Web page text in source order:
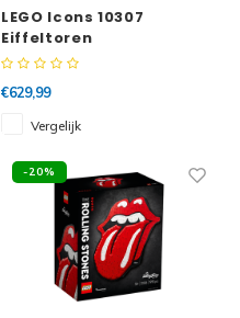
LEGO Icons 10307
Eiffeltoren
€629,99
Vergelijk
-20%